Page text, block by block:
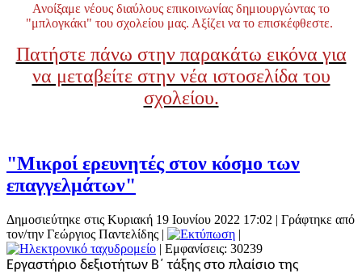
Ανοίξαμε νέους διαύλους επικοινωνίας δημιουργώντας το
"μπλογκάκι" του σχολείου μας. Αξίζει να το επισκέφθεστε.
Πατήστε πάνω στην παρακάτω εικόνα για
να μεταβείτε στην νέα ιστοσελίδα του
σχολείου.
"Μικροί ερευνητές στον κόσμο των
επαγγελμάτων"
Δημοσιεύτηκε στις Κυριακή 19 Ιουνίου 2022 17:02 | Γράφτηκε από
τον/την Γεώργιος Παντελίδης |
|
| Εμφανίσεις: 30239
Εργαστήριο δεξιοτήτων Β΄ τάξης στο πλαίσιο της